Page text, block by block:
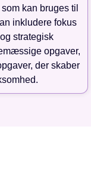
kan bruges til
inkludere fokus
strategisk
opgaver,
der skaber